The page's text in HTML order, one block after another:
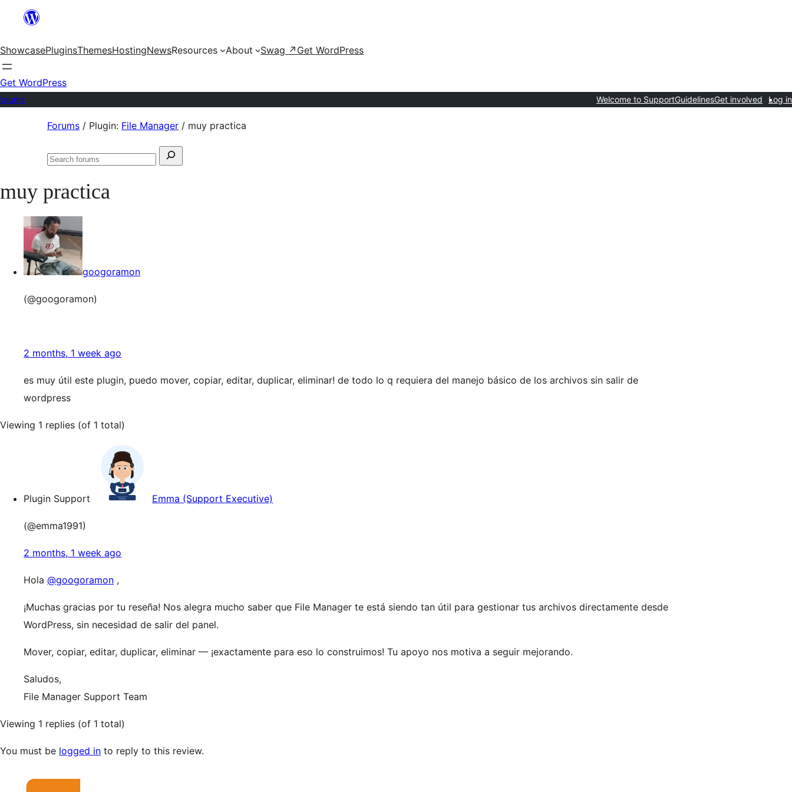
content
ShowcasePluginsThemesHostingNewsResources About Swag ↗ Get WordPress
Get WordPress
Welcome to SupportGuidelinesGet involved Log in
Forums / Plugin: File Manager / muy practica
Search
Search
muy practica
googoramon
(@googoramon)
2 months, 1 week ago
es muy útil este plugin, puedo mover, copiar, editar, duplicar, eliminar! de todo lo q requiera del manejo básico de los archivos sin salir de
wordpress
Viewing 1 replies (of 1 total)
Plugin Support Emma (Support Executive)
(@emma1991)
2 months, 1 week ago
Hola @googoramon ,
¡Muchas gracias por tu reseña! Nos alegra mucho saber que File Manager te está siendo tan útil para gestionar tus archivos directamente desde
WordPress, sin necesidad de salir del panel.
Mover, copiar, editar, duplicar, eliminar — ¡exactamente para eso lo construimos! Tu apoyo nos motiva a seguir mejorando.
Saludos,
File Manager Support Team
Viewing 1 replies (of 1 total)
You must be logged in to reply to this review.